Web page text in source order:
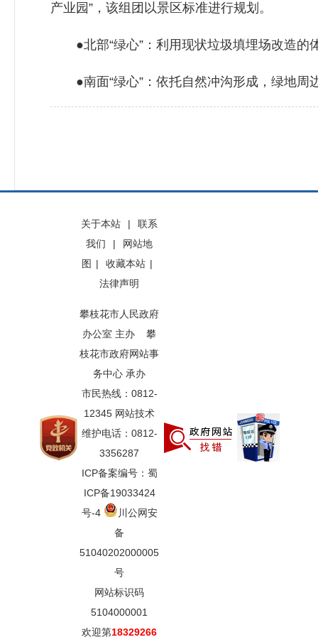
产业园”，该组团以景区标准进行规划。
●北部“绿心”：利用现状垃圾填埋场改造的
●南面“绿心”：依托自然冲沟形成，绿地周
关于本站 |
联系
我们
|
网站地
图 | 收藏本站 |
法律声明
攀枝花市人民政府
办公室 主办 攀
枝花市政府网站事
务中心 承办
市民热线：0812-
12345 网站技术
维护电话：0812-
3356287
ICP备案编号：蜀
ICP备19033424
号-4
川公网安
备
51040202000005
号
网站标识码
5104000001
欢迎第18329266